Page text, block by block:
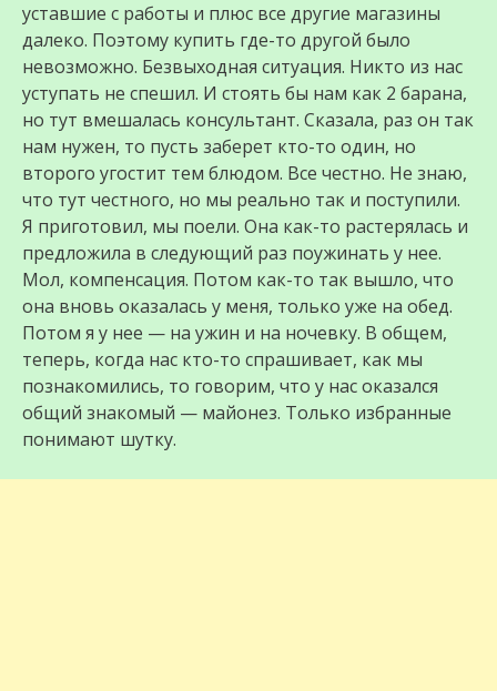
уставшие с работы и плюс все другие магазины
далеко. Поэтому купить где-то другой было
невозможно. Безвыходная ситуация. Никто из нас
уступать не спешил. И стоять бы нам как 2 барана,
но тут вмешалась консультант. Сказала, раз он так
нам нужен, то пусть заберет кто-то один, но
второго угостит тем блюдом. Все честно. Не знаю,
что тут честного, но мы реально так и поступили.
Я приготовил, мы поели. Она как-то растерялась и
предложила в следующий раз поужинать у нее.
Мол, компенсация. Потом как-то так вышло, что
она вновь оказалась у меня, только уже на обед.
Потом я у нее — на ужин и на ночевку. В общем,
теперь, когда нас кто-то спрашивает, как мы
познакомились, то говорим, что у нас оказался
общий знакомый — майонез. Только избранные
понимают шутку.